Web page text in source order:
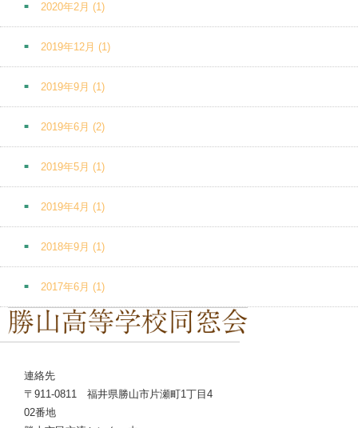
2020年2月 (1)
2019年12月 (1)
2019年9月 (1)
2019年6月 (2)
2019年5月 (1)
2019年4月 (1)
2018年9月 (1)
2017年6月 (1)
連絡先
〒911-0811 福井県勝山市片瀬町1丁目4
02番地